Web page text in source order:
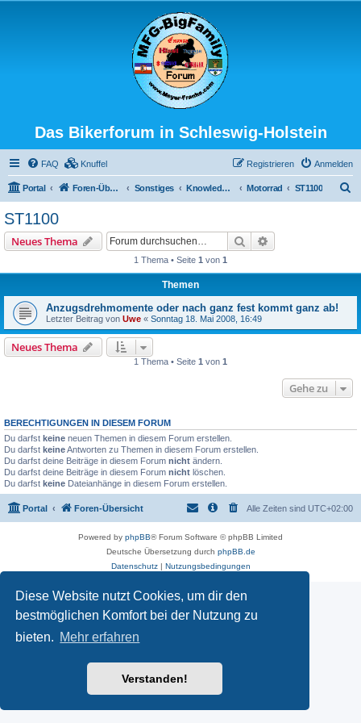
Diese Website nutzt Cookies, um dir den
bestmöglichen Komfort bei der Nutzung zu
bieten. Mehr erfahren
Verstanden!
Das Bikerforum in Schleswig-Holstein
FAQ Knuffel Anmelden
Registrieren
Portal Foren-Übersicht Sonstiges Knowledge Base Motorrad ST1100
ST1100
Neues Thema Suche
1 Thema • Seite 1 von 1
Themen
Anzugsdrehmomente oder nach ganz fest kommt ganz ab!
Letzter Beitrag von Uwe « Sonntag 18. Mai 2008, 16:49
Neues Thema
1 Thema • Seite 1 von 1
Gehe zu
BERECHTIGUNGEN IN DIESEM FORUM
Du darfst keine neuen Themen in diesem Forum erstellen.
Du darfst keineAntworten zu Themen in diesem Forum erstellen.
Du darfst deine Beiträge in diesem Forum nicht ändern.
Du darfst deine Beiträge in diesem Forum nicht löschen.
Du darfst keine Dateianhänge in diesem Forum erstellen.
Portal Foren-Übersicht Alle Zeiten sind UTC+02:00
Powered by phpBB® Forum Software © phpBB Limited
Deutsche Übersetzung durch phpBB.de
Datenschutz| Nutzungsbedingungen